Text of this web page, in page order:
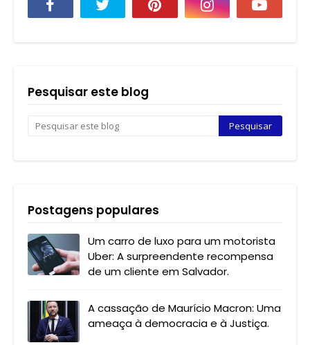
Pesquisar este blog
Postagens populares
Um carro de luxo para um motorista
Uber: A surpreendente recompensa
de um cliente em Salvador.
A cassação de Maurício Macron: Uma
ameaça à democracia e à Justiça.